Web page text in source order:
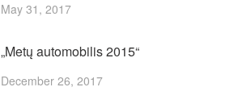
May 31, 2017
„Metų automobilis 2015“
December 26, 2017